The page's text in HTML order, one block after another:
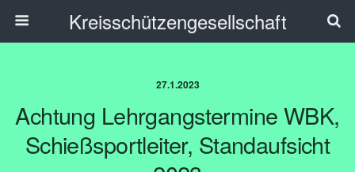
Kreisschützengesellschaft
27.1.2023
Achtung Lehrgangstermine WBK,
Schießsportleiter, Standaufsicht